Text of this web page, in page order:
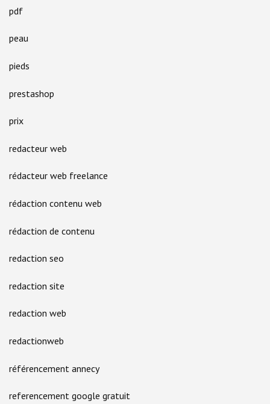
pdf
peau
pieds
prestashop
prix
redacteur web
rédacteur web freelance
rédaction contenu web
rédaction de contenu
redaction seo
redaction site
redaction web
redactionweb
référencement annecy
referencement google gratuit